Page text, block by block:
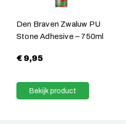
Den Braven Zwaluw PU
Stone Adhesive – 750ml
€9,95
Bekijk product